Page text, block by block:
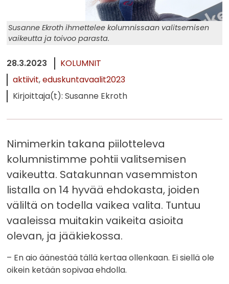
Susanne Ekroth ihmettelee kolumnissaan valitsemisen
vaikeutta ja toivoo parasta.
28.3.2023
KOLUMNIT
aktiivit eduskuntavaalit2023
Kirjoittaja(t): Susanne Ekroth
Nimimerkin takana piilotteleva
kolumnistimme pohtii valitsemisen
vaikeutta. Satakunnan vasemmiston
listalla on 14 hyvää ehdokasta, joiden
väliltä on todella vaikea valita. Tuntuu
vaaleissa muitakin vaikeita asioita
olevan, ja jääkiekossa.
– En aio äänestää tällä kertaa ollenkaan. Ei siellä ole
oikein ketään sopivaa ehdolla.